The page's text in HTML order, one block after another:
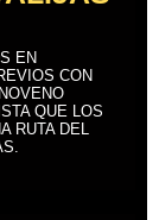
EN
CON
QUE LOS
RUTA DEL